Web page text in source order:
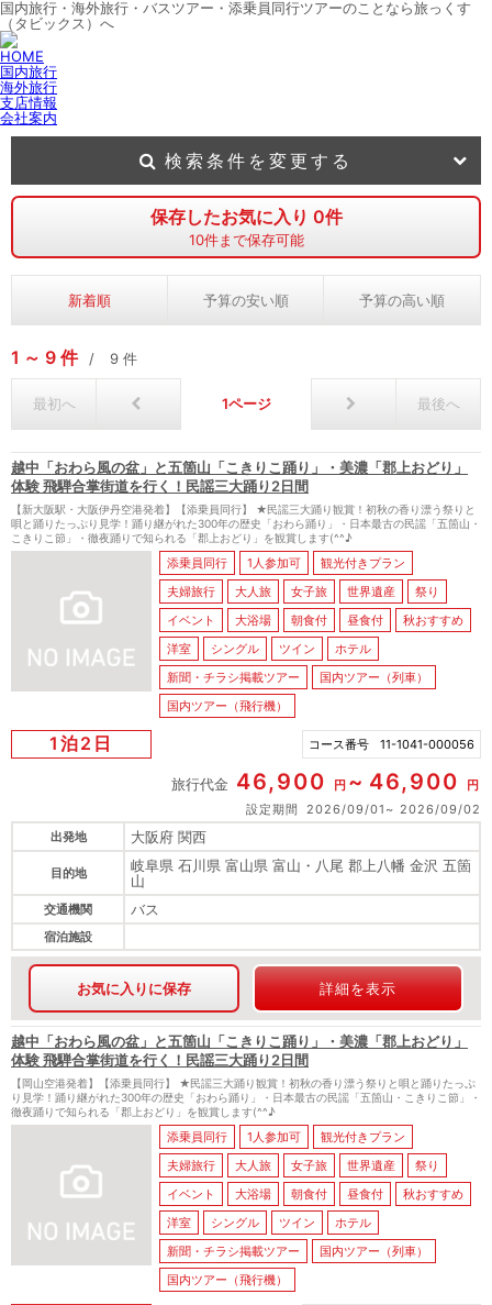
国内旅行・海外旅行・バスツアー・添乗員同行ツアーのことなら旅っくす
（タビックス）へ
HOME
国内旅行
海外旅行
支店情報
会社案内
保存したお気に入り 0件
10件まで保存可能
新着順 予算の安い順 予算の高い順
1 9 件 9 件
最初へ 1 最後へ
越中「おわら風の盆」と五箇山「こきりこ踊り」・美濃「郡上おどり」
体験 飛騨合掌街道を行く！民謡三大踊り2日間
【新大阪駅・大阪伊丹空港発着】【添乗員同行】 ★民謡三大踊り観賞！初秋の香り漂う祭りと
唄と踊りたっぷり見学！踊り継がれた300年の歴史「おわら踊り」・日本最古の民謡「五箇山・
こきりこ節」・徹夜踊りで知られる「郡上おどり」を観賞します(^^♪
添乗員同行 1人参加可
観光付きプラン
夫婦旅行
大人旅 女子旅 世界遺産
祭り
イベント
大浴場 朝食付 昼食付
秋おすすめ
洋室
シングル ツイン
ホテル
新聞・チラシ掲載ツアー
国内ツアー（列車）
国内ツアー（飛行機）
1泊2日 コース番号 11-1041-000056
旅行代金 46,900 円 46,900
円
設定期間
2026/09/01
2026/09/02
出発地
大阪府 関西
目的地
岐阜県 石川県 富山県 富山・八尾 郡上八幡 金沢 五箇
山
交通機関 バス
宿泊施設
お気に入りに保存 詳細を表示
越中「おわら風の盆」と五箇山「こきりこ踊り」・美濃「郡上おどり」
体験 飛騨合掌街道を行く！民謡三大踊り2日間
【岡山空港発着】【添乗員同行】 ★民謡三大踊り観賞！初秋の香り漂う祭りと唄と踊りたっぷ
り見学！踊り継がれた300年の歴史「おわら踊り」・日本最古の民謡「五箇山・こきりこ節」・
徹夜踊りで知られる「郡上おどり」を観賞します(^^♪
添乗員同行 1人参加可
観光付きプラン
夫婦旅行
大人旅 女子旅 世界遺産
祭り
イベント
大浴場 朝食付 昼食付
秋おすすめ
洋室
シングル ツイン
ホテル
新聞・チラシ掲載ツアー
国内ツアー（列車）
国内ツアー（飛行機）
検索条件を変更する